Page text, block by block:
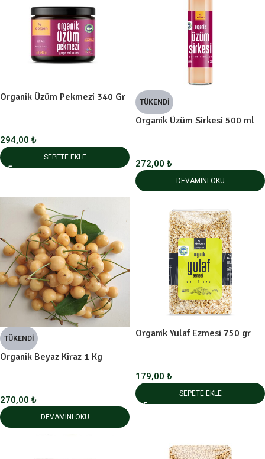
Organik Üzüm Pekmezi 340 Gr
294,00 ₺
SEPETE EKLE
TÜKENDI
Organik Üzüm Sirkesi 500 ml
272,00 ₺
DEVAMINI OKU
TÜKENDI
Organik Beyaz Kiraz 1 Kg
270,00 ₺
DEVAMINI OKU
Organik Yulaf Ezmesi 750 gr
179,00 ₺
SEPETE EKLE